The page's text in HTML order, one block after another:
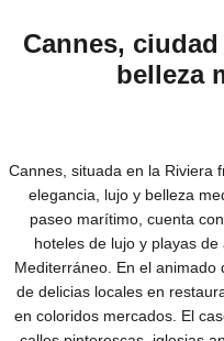
Cannes,
belleza
Cannes, situada en la Riviera
elegancia, lujo y belleza
paseo marítimo, cuenta
hoteles de lujo y playas
Mediterráneo. En el animado
de delicias locales en
en coloridos mercados. El